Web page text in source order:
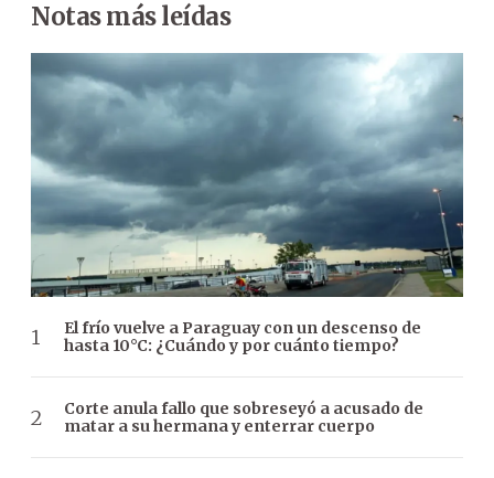
Notas más leídas
El frío vuelve a Paraguay con un descenso de
hasta 10°C: ¿Cuándo y por cuánto tiempo?
Corte anula fallo que sobreseyó a acusado de
matar a su hermana y enterrar cuerpo